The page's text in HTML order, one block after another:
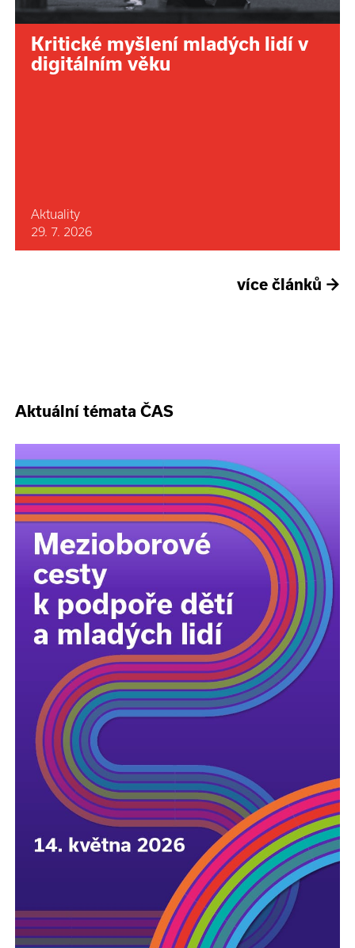
Kritické myšlení mladých lidí v
digitálním věku
Aktuality
29. 7. 2026
více článků →
Aktuální témata ČAS